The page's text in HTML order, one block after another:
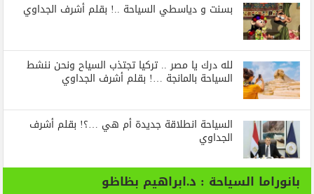
بسنت و دياسطي السياحة ..! بقلم أشرف الجداوي
لله درك يا مصر .. تركيا تجتذب السياح ونحن ننشط
السياحة بالمانجة …! بقلم أشرف الجداوي
السياحة انطلاقة جديدة أم هي …؟! بقلم أشرف
الجداوي
بانوراما السياحة : د.ابراهيم بظاظو